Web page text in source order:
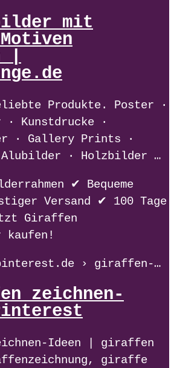
mit
|
Produkte. Poster ·
· Kunstdrucke ·
· Gallery Prints ·
Alubilder · Holzbilder …
✔ Bequeme
Versand ✔ 100 Tage
Giraffen
kaufen!
› giraffen-…
zeichnen-
Ideen | giraffen
giraffe